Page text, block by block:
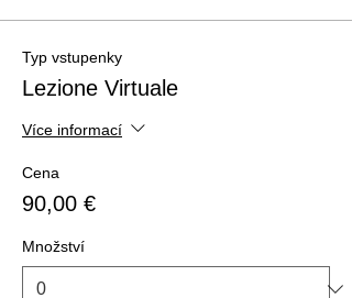
Typ vstupenky
Lezione Virtuale
Více informací
Cena
90,00 €
Množství